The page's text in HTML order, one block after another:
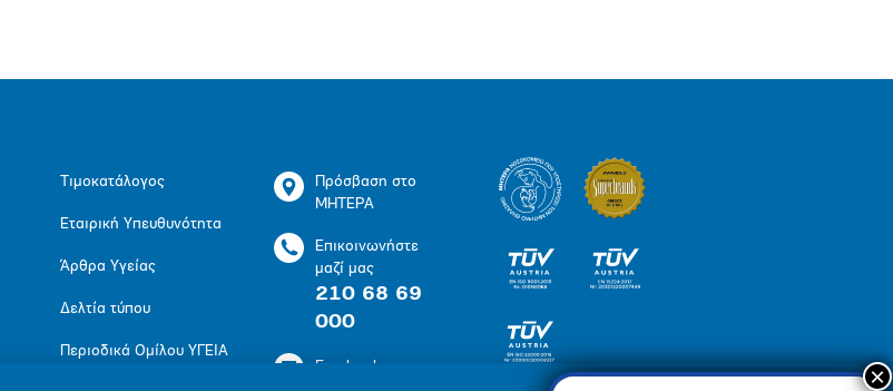
Τιμοκατάλογος
Εταιρική Υπευθυνότητα
Άρθρα Υγείας
Δελτία τύπου
Περιοδικά Ομίλου ΥΓΕΙΑ
Πρόσβαση στο
ΜΗΤΕΡΑ
Επικοινωνήστε
μαζί μας
210 68 69
000
Facebook